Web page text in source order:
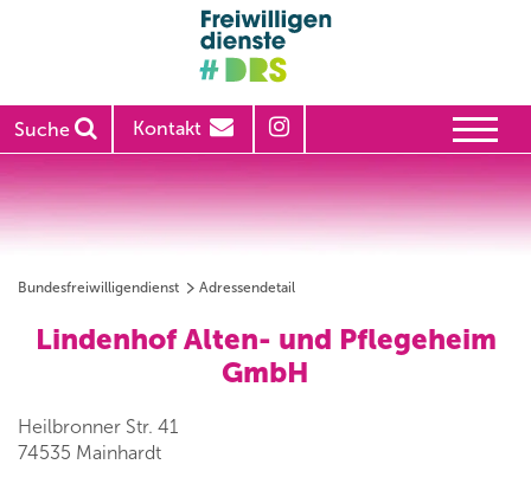
Suche Kontakt
Bundesfreiwilligendienst Adressendetail
Lindenhof Alten- und Pflegeheim
GmbH
Heilbronner Str. 41
74535 Mainhardt